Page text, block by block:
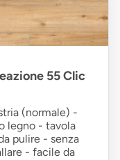
55 Clic
(normale) -
legno - tavola
pulire - senza
- facile da